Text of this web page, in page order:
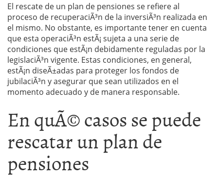
El rescate de un plan de pensiones se refiere al
proceso de recuperaciÃ³n de la inversiÃ³n realizada en
el mismo. No obstante, es importante tener en cuenta
que esta operaciÃ³n estÃ¡ sujeta a una serie de
condiciones que estÃ¡n debidamente reguladas por la
legislaciÃ³n vigente. Estas condiciones, en general,
estÃ¡n diseÃ±adas para proteger los fondos de
jubilaciÃ³n y asegurar que sean utilizados en el
momento adecuado y de manera responsable.
En quÃ© casos se puede
rescatar un plan de
pensiones